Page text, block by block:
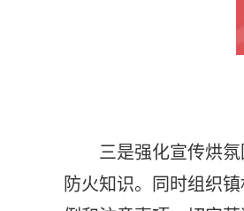
三是强化宣传烘
防火知识。同时组织